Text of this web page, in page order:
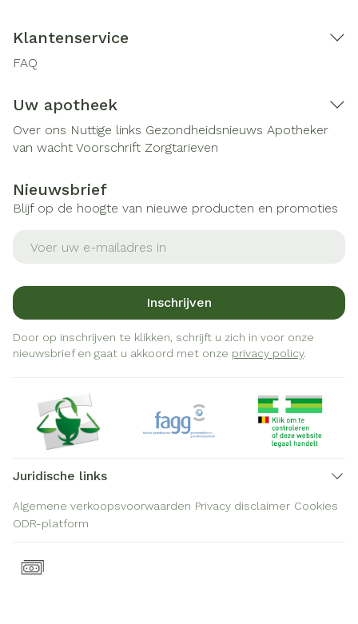
Klantenservice
FAQ
Uw apotheek
Over ons Nuttige links Gezondheidsnieuws Apotheker
van wacht Voorschrift Zorgtarieven
Nieuwsbrief
Blijf op de hoogte van nieuwe producten en promoties
Inschrijven
Door op inschrijven te klikken, schrijft u zich in voor onze
nieuwsbrief en gaat u akkoord met onze privacy policy.
Juridische links
Algemene verkoopsvoorwaarden Privacy disclaimer Cookies
ODR-platform